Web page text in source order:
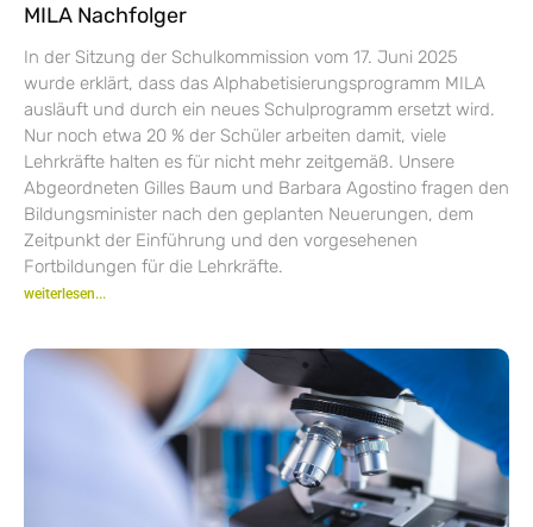
MILA Nachfolger
In der Sitzung der Schulkommission vom 17. Juni 2025
wurde erklärt, dass das Alphabetisierungsprogramm MILA
ausläuft und durch ein neues Schulprogramm ersetzt wird.
Nur noch etwa 20 % der Schüler arbeiten damit, viele
Lehrkräfte halten es für nicht mehr zeitgemäß. Unsere
Abgeordneten Gilles Baum und Barbara Agostino fragen den
Bildungsminister nach den geplanten Neuerungen, dem
Zeitpunkt der Einführung und den vorgesehenen
Fortbildungen für die Lehrkräfte.
weiterlesen...